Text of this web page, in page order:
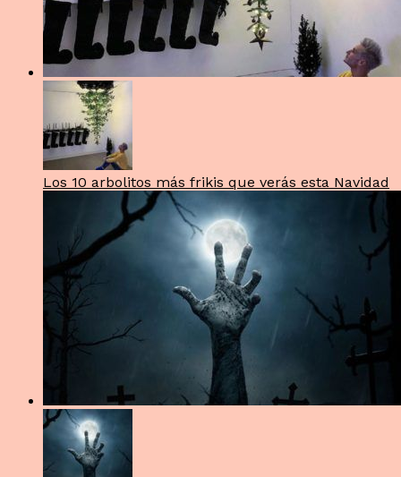
Los 10 arbolitos más frikis que verás esta Navidad